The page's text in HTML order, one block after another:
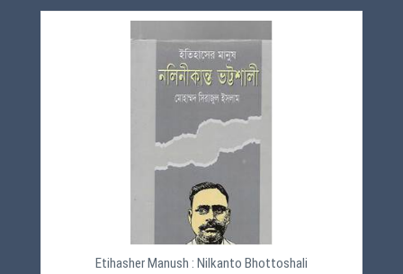
Etihasher Manush : Nilkanto Bhottoshali